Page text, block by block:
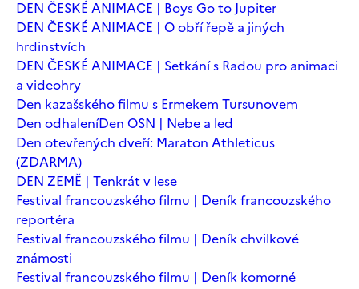
DEN ČESKÉ ANIMACE | Boys Go to Jupiter
DEN ČESKÉ ANIMACE | O obří řepě a jiných
hrdinstvích
DEN ČESKÉ ANIMACE | Setkání s Radou pro animaci
a videohry
Den kazašského filmu s Ermekem Tursunovem
Den odhaleníDen OSN | Nebe a led
Den otevřených dveří: Maraton Athleticus
(ZDARMA)
DEN ZEMĚ | Tenkrát v lese
Festival francouzského filmu | Deník francouzského
reportéra
Festival francouzského filmu | Deník chvilkové
známosti
Festival francouzského filmu | Deník komorné